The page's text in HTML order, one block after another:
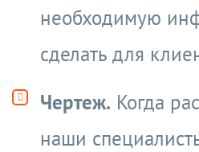
необходимую
сделать для
Чертеж. Когда
наши